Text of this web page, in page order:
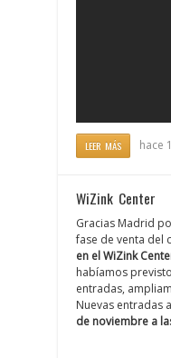
LEER MÁS hace
WiZink Center
Gracias Madrid
fase de venta del
en el WiZink
habíamos
entradas,
Nuevas entradas
de noviembre a